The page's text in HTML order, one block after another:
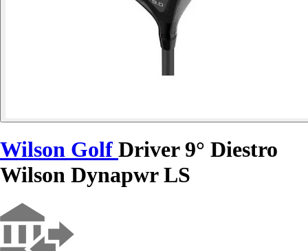
Wilson Golf Driver 9° Diestro
Wilson Dynapwr LS